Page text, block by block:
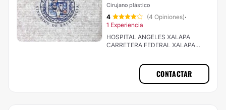
Cirujano plástico
4 (4 Opiniones)·
1 Experiencia
HOSPITAL ANGELES XALAPA
CARRETERA FEDERAL XALAPA
CONTACTAR